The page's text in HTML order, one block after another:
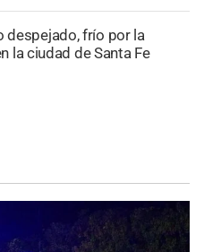
despejado, frío por la
la ciudad de Santa Fe